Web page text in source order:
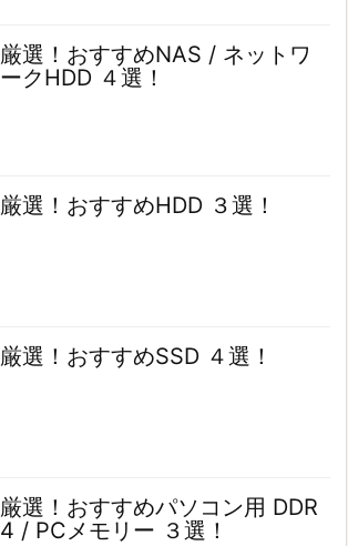
厳選！おすすめNAS / ネットワ
ークHDD ４選！
厳選！おすすめHDD ３選！
厳選！おすすめSSD ４選！
厳選！おすすめパソコン用 DDR
4 / PCメモリー ３選！